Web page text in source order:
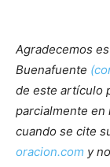
Agradecemos
Buenafuente
de este artículo
parcialmente
cuando se cite
oracion.com y